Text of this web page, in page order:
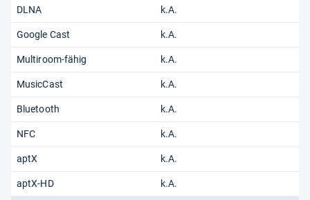
DLNA k.A.
Google Cast k.A.
Multiroom-fähig k.A.
MusicCast k.A.
Bluetooth k.A.
NFC k.A.
aptX k.A.
aptX-HD k.A.